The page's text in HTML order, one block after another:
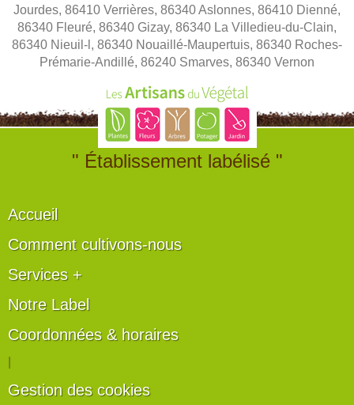
Jourdes, 86410 Verrières, 86340 Aslonnes, 86410 Dienné,
86340 Fleuré, 86340 Gizay, 86340 La Villedieu-du-Clain,
86340 Nieuil-l, 86340 Nouaillé-Maupertuis, 86340 Roches-
Prémarie-Andillé, 86240 Smarves, 86340 Vernon
" Établissement labélisé "
Accueil
Comment cultivons-nous
Services +
Notre Label
Coordonnées & horaires
Gestion des cookies